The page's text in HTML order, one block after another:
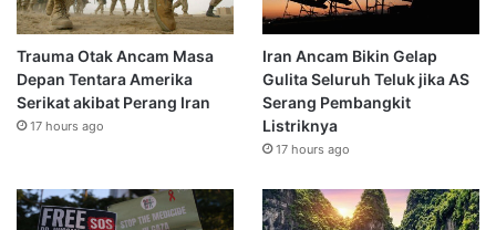
Trauma Otak Ancam Masa
Depan Tentara Amerika
Serikat akibat Perang Iran
17 hours ago
Iran Ancam Bikin Gelap
Gulita Seluruh Teluk jika AS
Serang Pembangkit
Listriknya
17 hours ago